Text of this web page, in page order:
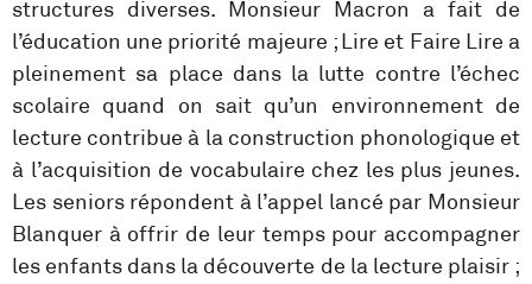
structures diverses. Monsieur Macron a fait de
l’éducation une priorité majeure ; Lire et Faire Lire a
pleinement sa place dans la lutte contre l’échec
scolaire quand on sait qu’un environnement de
lecture contribue à la construction phonologique et
à l’acquisition de vocabulaire chez les plus jeunes.
Les seniors répondent à l’appel lancé par Monsieur
Blanquer à offrir de leur temps pour accompagner
les enfants dans la découverte de la lecture plaisir ;